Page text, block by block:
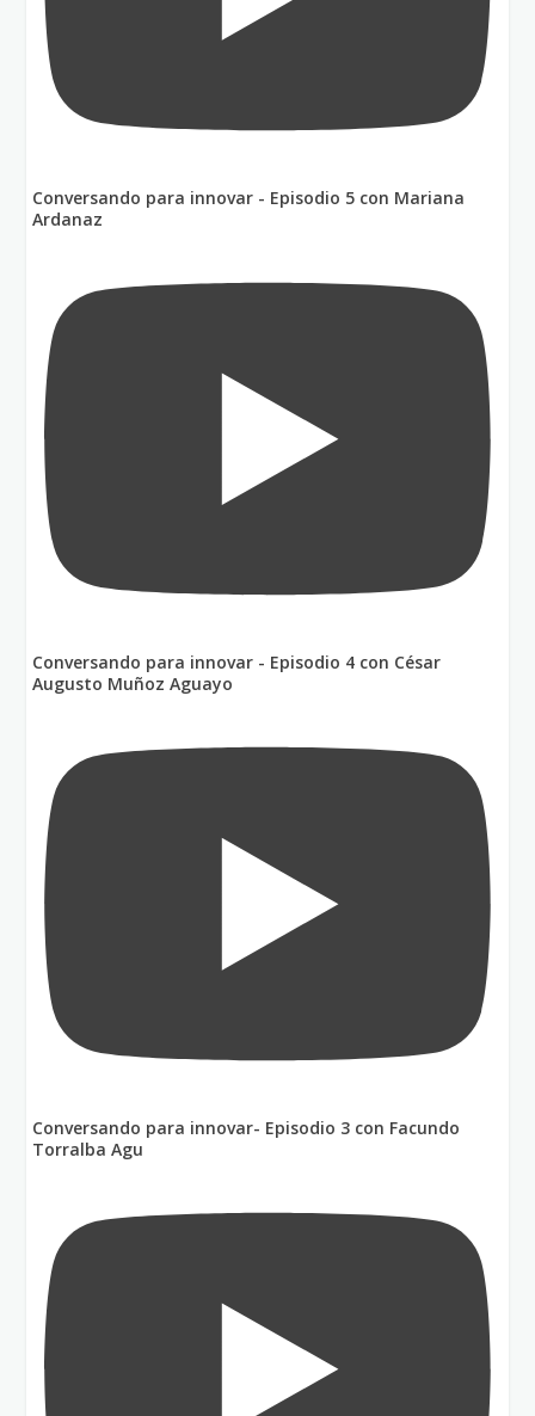
Conversando para innovar - Episodio 5 con Mariana
Ardanaz
Conversando para innovar - Episodio 4 con César
Augusto Muñoz Aguayo
Conversando para innovar- Episodio 3 con Facundo
Torralba Agu